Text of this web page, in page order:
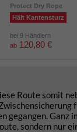
Protect Dry Rope
Hält Kantensturz
bei 9 Händlern
ab 120,80 €
Route somit
Ganz
sondern nur